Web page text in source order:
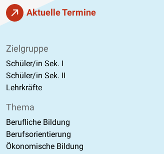
Aktuelle Termine
Zielgruppe
Schüler/in Sek. I
Schüler/in Sek. II
Lehrkräfte
Thema
Berufliche Bildung
Berufsorientierung
Ökonomische Bildung